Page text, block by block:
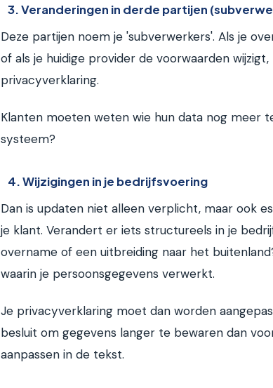
3. Veranderingen in derde partijen
Deze partijen noem je 'subverwerkers'. Als je
of als je huidige provider de voorwaarden
privacyverklaring.
Klanten moeten weten wie hun data nog meer
systeem?
4. Wijzigingen in je bedrijfsvoering
Dan is updaten niet alleen verplicht, maar ook
je klant. Verandert er iets structureels in je
overname of een uitbreiding naar het
waarin je persoonsgegevens verwerkt.
Je privacyverklaring moet dan worden
besluit om gegevens langer te bewaren dan
aanpassen in de tekst.